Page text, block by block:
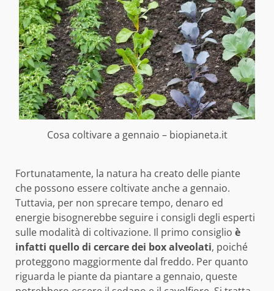
Cosa coltivare a gennaio – biopianeta.it
Fortunatamente, la natura ha creato delle piante
che possono essere coltivate anche a gennaio.
Tuttavia, per non sprecare tempo, denaro ed
energie bisognerebbe seguire i consigli degli esperti
sulle modalità di coltivazione. Il primo consiglio è
infatti quello di cercare dei box alveolati, poiché
proteggono maggiormente dal freddo. Per quanto
riguarda le piante da piantare a gennaio, queste